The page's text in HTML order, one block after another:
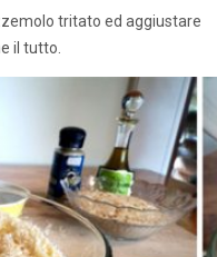
tritato ed aggiustare
il tutto.